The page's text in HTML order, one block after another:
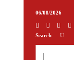
06/08/2026
Search